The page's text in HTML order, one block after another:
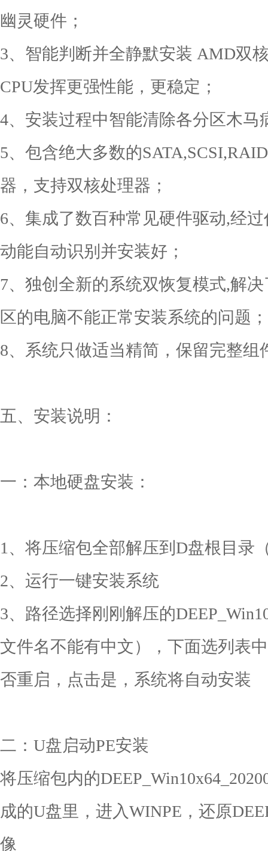
幽灵硬件；
3、智能判断并全静默安装 AMD双
CPU发挥更强性能，更稳定；
4、安装过程中智能清除各分区木马
5、包含绝大多数的
器，支持双核处理器；
6、集成了数百种常见硬件驱动,经
动能自动识别并安装好；
7、独创全新的系统双恢复模式,解
区的电脑不能正常安装系统的问题；
8、系统只做适当精简，保留完整组
五、安装说明：
一：本地硬盘安装：
1、将压缩包全部解压到D盘根目录
2、运行一键安装系统
3、路径选择刚刚解压的
文件名不能有中文），下面选列表
否重启，点击是，系统将自动安装
二：U盘启动PE安装
将压缩包内的
成的U盘里，进入WINPE，还原
像